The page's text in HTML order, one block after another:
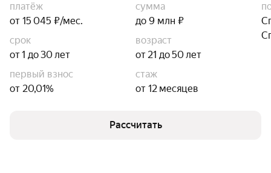
платёж
от 15 045 ₽/мес.
сумма
до 9 млн ₽
срок
от 1 до 30 лет
возраст
от 21 до 50 лет
первый взнос
от 20,01%
стаж
от 12 месяцев
Рассчитать